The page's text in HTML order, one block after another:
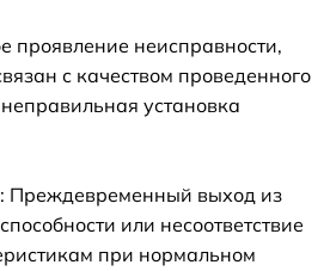
проявление неисправности,
с качеством проведенного
установка
Преждевременный выход из
или несоответствие
при нормальном